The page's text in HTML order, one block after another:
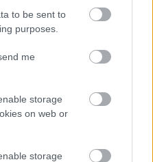
to be sent to
purposes.
me
storage
on web or
storage